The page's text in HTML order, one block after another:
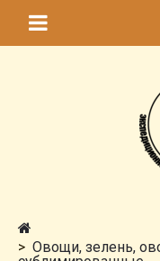
Овощи, зелень,